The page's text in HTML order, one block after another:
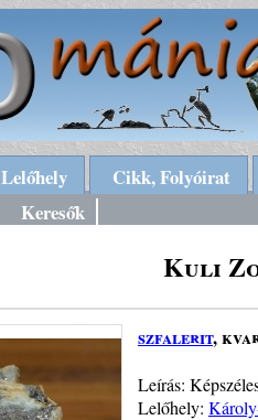
Lelőhely
Cikk, Folyóirat
Keresők
Kuli
szfalerit,
Leírás:
Lelőhely: